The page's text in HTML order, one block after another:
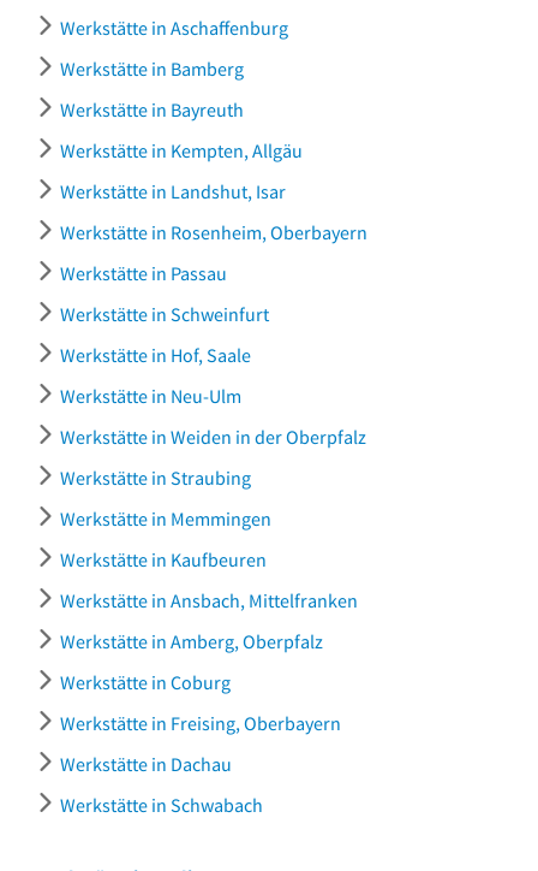
Werkstätte in Aschaffenburg
Werkstätte in Bamberg
Werkstätte in Bayreuth
Werkstätte in Kempten, Allgäu
Werkstätte in Landshut, Isar
Werkstätte in Rosenheim, Oberbayern
Werkstätte in Passau
Werkstätte in Schweinfurt
Werkstätte in Hof, Saale
Werkstätte in Neu-Ulm
Werkstätte in Weiden in der Oberpfalz
Werkstätte in Straubing
Werkstätte in Memmingen
Werkstätte in Kaufbeuren
Werkstätte in Ansbach, Mittelfranken
Werkstätte in Amberg, Oberpfalz
Werkstätte in Coburg
Werkstätte in Freising, Oberbayern
Werkstätte in Dachau
Werkstätte in Schwabach